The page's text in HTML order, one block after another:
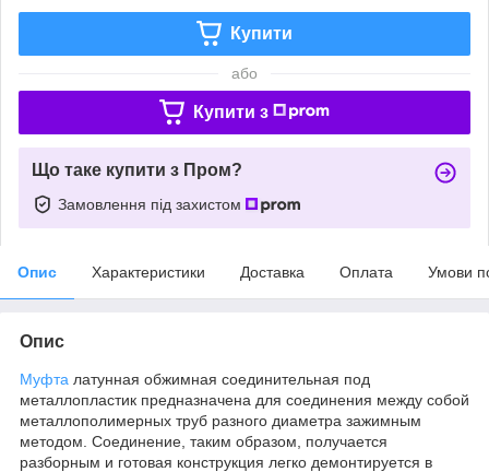
Купити
або
Купити з
Що таке купити з Пром?
Замовлення під захистом
Опис Характеристики Доставка Оплата Умови
Опис
Муфта латунная обжимная соединительная под
металлопластик предназначена для соединения между собой
металлополимерных труб разного диаметра зажимным
методом. Соединение, таким образом, получается
разборным и готовая конструкция легко демонтируется в